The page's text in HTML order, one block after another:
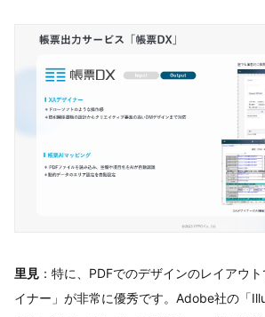
里見 ：特に、PDFでのデザインのレイアウ
イナー」が非常に優秀です。Adobe社の「